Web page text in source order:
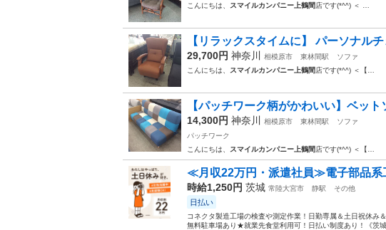
こんにちは、 スマイルカンパニー上鶴間店です(*^^) ＜ …
【リラックスタイムに】 パーソナル
29,700円 神奈川 相模原市 東林間駅
ソファ
こんにちは、 スマイルカンパニー上鶴間店です(*^^) ＜【…
【パッチワーク柄がかわいい】ベッ
14,300円 神奈川 相模原市 東林間駅
ソファ
パッチワーク
こんにちは、 スマイルカンパニー上鶴間店です(*^^) ＜【…
≪月収22万円・派遣社員≫電子部品系
時給1,250円 茨城 常陸大宮市 静駅 その他
日払い
コネクタ製造工場の検査や測定作業！日勤専属＆土日祝休
無料駐車場あり★就業先食堂利用可！日払い制度あり！《茨